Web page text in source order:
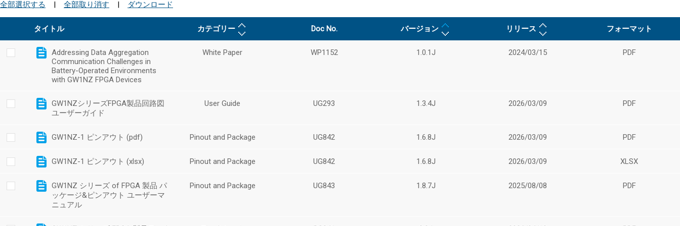
全部選択する | 全部取り消す | ダウンロード
タイトル カテゴリー Doc No. バージョン リリース フォーマット
Addressing Data Aggregation
Communication Challenges in
Battery-Operated Environments
with GW1NZ FPGA Devices
White Paper WP1152 1.0.1J 2024/03/15 PDF
GW1NZシリーズFPGA製品回路図
ユーザーガイド
User Guide UG293 1.3.4J 2026/03/09 PDF
GW1NZ-1 ピンアウト (pdf) Pinout and Package UG842 1.6.8J 2026/03/09 PDF
GW1NZ-1 ピンアウト (xlsx) Pinout and Package UG842 1.6.8J 2026/03/09 XLSX
GW1NZ シリーズ of FPGA 製品 パ
ッケージ&ピンアウト ユーザーマ
ニュアル
Pinout and Package UG843 1.8.7J 2025/08/08 PDF